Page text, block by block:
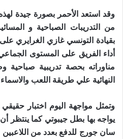
وقد استعد الأحمر بصورة جيدة
من التدريبات الصباحية و
بقيادة التونسي غازي الغرايري
أداء الفريق على المستوى
مناوراته بحصة تدريبية صباحية
النهائية علي طريقة اللعب
وتمثل مواجهة اليوم اختبار
يواجه بها بطل جيبوتي كما ينتظر
سان جورج للدفع بعدد من اللاعبين